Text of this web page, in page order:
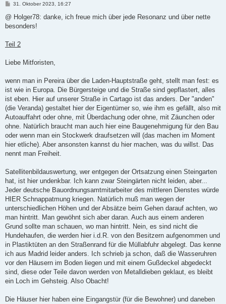
B
i
r
31. Oktober 2023, 16:27
@ Holger78: danke, ich freue mich über jede Resonanz und über nette
besonders!
Teil 2
Liebe Mitforisten,
wenn man in Pereira über die Laden-Hauptstraße geht, stellt man fest: es
ist wie in Europa. Die Bürgersteige und die Straße sind gepflastert, alles
ist eben. Hier auf unserer Straße in Cartago ist das anders. Der "anden"
(die Veranda) gestaltet hier der Eigentümer so, wie ihm es gefällt, also mit
Autoauffahrt oder ohne, mit Überdachung oder ohne, mit Zäunchen oder
ohne. Natürlich braucht man auch hier eine Baugenehmigung für den Bau
oder wenn man ein Stockwerk draufsetzen will (das machen im Moment
hier etliche). Aber ansonsten kannst du hier machen, was du willst. Das
nennt man Freiheit.
Satellitenbildauswertung, wer entgegen der Ortsatzung einen Steingarten
hat, ist hier undenkbar. Ich kann zwar Steingärten nicht leiden, aber...
Jeder deutsche Bauordnungsamtmitarbeiter des mittleren Dienstes würde
HIER Schnappatmung kriegen. Natürlich muß man wegen der
unterschiedlichen Höhen und der Absätze beim Gehen darauf achten, wo
man hintritt. Man gewöhnt sich aber daran. Auch aus einem anderen
Grund sollte man schauen, wo man hintritt. Nein, es sind nicht die
Hundehaufen, die werden hier i.d.R. von den Besitzern aufgenommen und
in Plastiktüten an den Straßenrand für die Müllabfuhr abgelegt. Das kenne
ich aus Madrid leider anders. Ich schrieb ja schon, daß die Wasseruhren
vor den Häusern im Boden liegen und mit einem Gußdeckel abgedeckt
sind, diese oder Teile davon werden von Metalldieben geklaut, es bleibt
ein Loch im Gehsteig. Also Obacht!
Die Häuser hier haben eine Eingangstür (für die Bewohner) und daneben